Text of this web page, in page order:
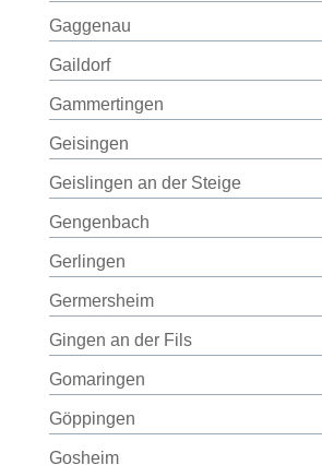
Gaggenau
Gaildorf
Gammertingen
Geisingen
Geislingen an der Steige
Gengenbach
Gerlingen
Germersheim
Gingen an der Fils
Gomaringen
Göppingen
Gosheim